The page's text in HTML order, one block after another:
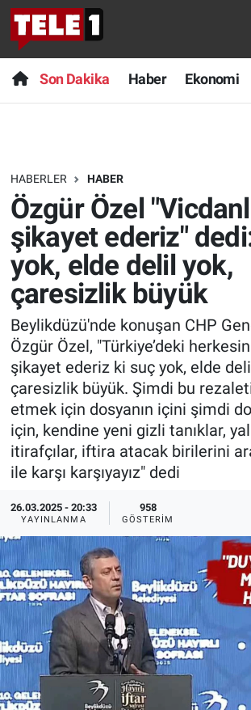
Son Dakika Haber Ekonomi
HABERLER HABER
Özgür Özel
şikayet ederiz"
yok, elde delil yok,
çaresizlik büyük
Beylikdüzü'nde konuşan CHP
Özgür Özel, "Türkiye’deki
şikayet ederiz ki suç yok, elde
çaresizlik büyük. Şimdi bu
etmek için dosyanın içini şimdi
için, kendine yeni gizli tanıklar,
itirafçılar, iftira atacak birilerini
ile karşı karşıyayız" dedi
26.03.2025 - 20:33
YAYINLANMA
958
GÖSTERIM
Anında Manşet
Başka Sohbetler
Bilim turu
Bilim ve Teknoloji Evreni
Doğa Konuşuyor
Dünya
Ege Saati
Ege'den Esintiler
Eğitim
Eğlence
Ekonomi
Forum
Gerçeğin İzinde
Gün Başlıyor
Gün Bitiyor
Son Dakika
Haber
Dünya
Teknoloji
Sağlık
Spor
Yayın Akışı
İletişim
Nöbetçi Eczaneler
Hava Durumu
Trafik Durumu
Süper Lig Puan Durumu ve Fikstür
Tüm Manşetler
Son Dakika Haberleri
Haber Arşivi